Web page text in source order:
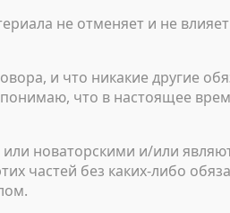
не отменяет и не
и что никакие другие
что в настоящее
новаторскими и/или
частей без каких-либо